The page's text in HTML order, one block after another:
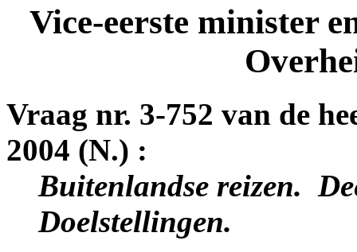
Vice-eerste minister
Vraag nr. 3-752 van de
2004 (N.) :
Buitenlandse reizen.
Doelstellingen.